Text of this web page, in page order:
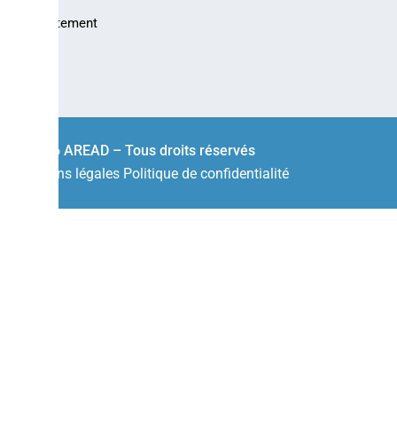
Recrutement
© 2026 AREAD – Tous droits réservés
Mentions légales Politique de confidentialité